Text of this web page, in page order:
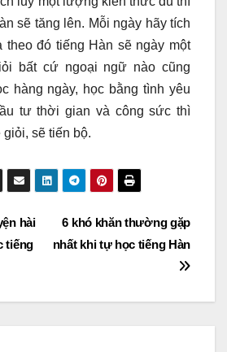
sẽ tăng lên. Mỗi ngày hãy tích
theo đó tiếng Hàn sẽ ngày một
bất cứ ngoại ngữ nào cũng
hàng ngày, học bằng tình yêu
tư thời gian và công sức thì
sẽ tiến bộ.
6 khó khăn thường gặp
nhất khi tự học tiếng Hàn
hài
tiếng